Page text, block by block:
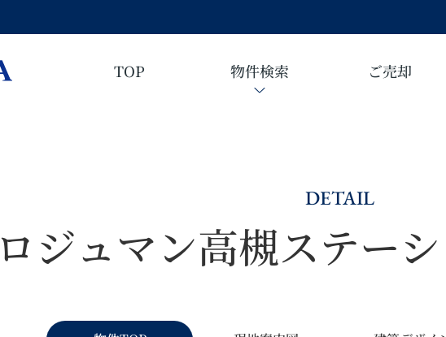
TOP 物件検索 ご売却
DETAIL
ロジュマン高槻ステー